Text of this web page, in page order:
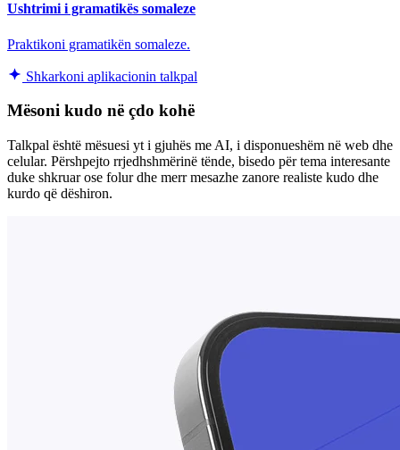
Ushtrimi i gramatikës somaleze
Praktikoni gramatikën somaleze.
Shkarkoni aplikacionin talkpal
Mësoni kudo në çdo kohë
Talkpal është mësuesi yt i gjuhës me AI, i disponueshëm në web dhe
celular. Përshpejto rrjedhshmërinë tënde, bisedo për tema interesante
duke shkruar ose folur dhe merr mesazhe zanore realiste kudo dhe
kurdo që dëshiron.